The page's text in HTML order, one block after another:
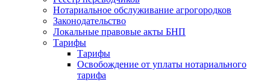
Нотариальное обслуживание агрогородков
Законодательство
Локальные правовые акты БНП
Тарифы
Тарифы
Освобождение от уплаты нотариального
тарифа